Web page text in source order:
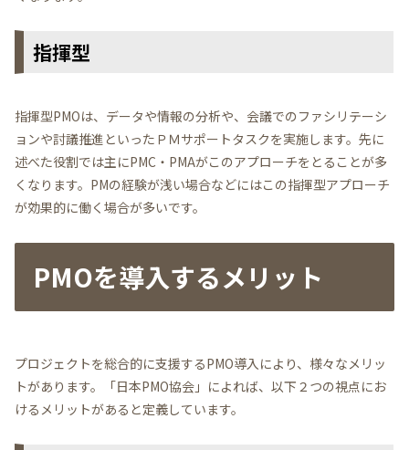
指揮型
指揮型PMOは、データや情報の分析や、会議でのファシリテーシ
ョンや討議推進といったＰＭサポートタスクを実施します。先に
述べた役割では主にPMC・PMAがこのアプローチをとることが多
くなります。PMの経験が浅い場合などにはこの指揮型アプローチ
が効果的に働く場合が多いです。
PMOを導入するメリット
プロジェクトを総合的に支援するPMO導入により、様々なメリッ
トがあります。「日本PMO協会」によれば、以下２つの視点にお
けるメリットがあると定義しています。